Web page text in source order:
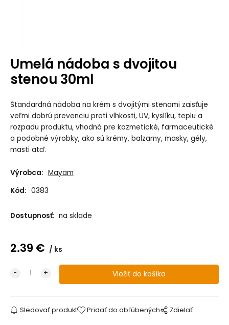
Umelá nádoba s dvojitou
stenou 30ml
Štandardná nádoba na krém s dvojitými stenami zaisťuje
veľmi dobrú prevenciu proti vlhkosti, UV, kyslíku, teplu a
rozpadu produktu, vhodná pre kozmetické, farmaceutické
a podobné výrobky, ako sú krémy, balzamy, masky, gély,
masti atď.
Výrobca: Mayam
Kód: 0383
Dostupnosť: na sklade
2.39 € ks
Sledovať produkt Pridať do obľúbených Zdielať